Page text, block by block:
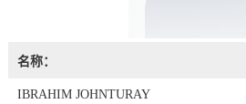
名称：
IBRAHIM JOHNTURAY